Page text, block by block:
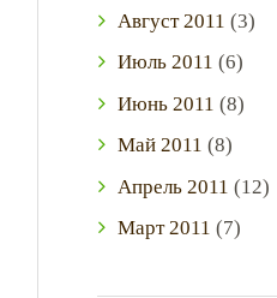
Август 2011 (3)
Июль 2011 (6)
Июнь 2011 (8)
Май 2011 (8)
Апрель 2011 (12)
Март2011 (7)